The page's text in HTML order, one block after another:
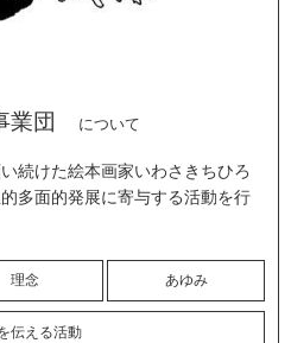
業団 について
続けた絵本画家いわさきちひろ
多面的発展に寄与する活動を行
理念 あゆみ
伝える活動